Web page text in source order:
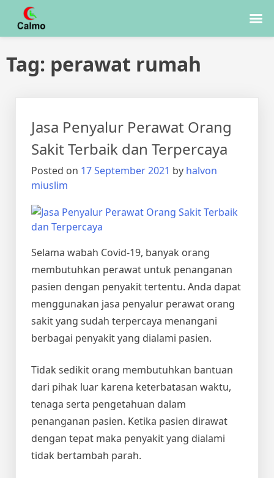
Skip
Tag: perawat rumah
Jasa Penyalur Perawat Orang
Sakit Terbaik dan Terpercaya
Posted on 17 September 2021 by halvon
miuslim
Selama wabah Covid-19, banyak orang
membutuhkan perawat untuk penanganan
pasien dengan penyakit tertentu. Anda dapat
menggunakan jasa penyalur perawat orang
sakit yang sudah terpercaya menangani
berbagai penyakit yang dialami pasien.
Tidak sedikit orang membutuhkan bantuan
dari pihak luar karena keterbatasan waktu,
tenaga serta pengetahuan dalam
penanganan pasien. Ketika pasien dirawat
dengan tepat maka penyakit yang dialami
tidak bertambah parah.